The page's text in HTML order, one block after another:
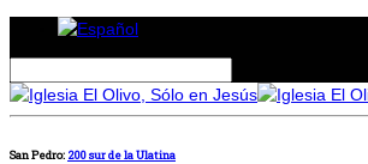
San Pedro: 200 sur de la Ulatina